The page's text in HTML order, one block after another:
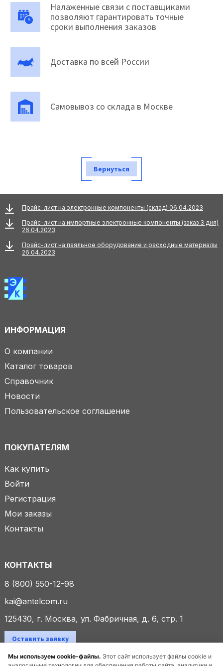
Мы используем cookie-файлы. Этот сайт использует файлы cookie и
Налаженные связи с поставщиками
позволяют гарантировать точные
сроки выполнения заказов
Доставка по всей России
Самовывоз со склада в Москве
Вернуться
Прайс-лист на электронные компоненты (склад) 06.04.2023
Прайс-лист на импортные электронные компоненты (заказ 3 дня)
26.04.2023
Прайс-лист на паяльное оборудование и расходные материалы
26.04.2023
ИНФОРМАЦИЯ
О компании
Каталог товаров
Справочник
Новости
Пользовательское соглашение
ПОКУПАТЕЛЯМ
Как купить
Войти
Регистрация
Мои заказы
Контакты
КОНТАКТЫ
8 (800) 550-12-98
kai@antelcom.ru
125430, г. Москва, ул. Фабричная, д. 6, стр. 1
Оставить заявку